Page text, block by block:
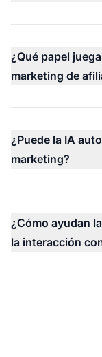
¿Qué papel
marketing de
¿Puede la IA
marketing?
¿Cómo ayudan
la interacción